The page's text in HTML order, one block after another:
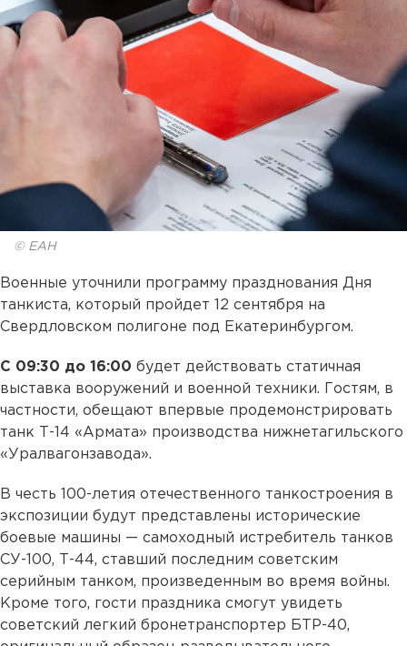
© ЕАН
Военные уточнили программу празднования Дня
танкиста, который пройдет 12 сентября на
Свердловском полигоне под Екатеринбургом.
С 09:30 до 16:00 будет действовать статичная
выставка вооружений и военной техники. Гостям, в
частности, обещают впервые продемонстрировать
танк Т-14 «Армата» производства нижнетагильского
«Уралвагонзавода».
В честь 100-летия отечественного танкостроения в
экспозиции будут представлены исторические
боевые машины — самоходный истребитель танков
СУ-100, Т-44, ставший последним советским
серийным танком, произведенным во время войны.
Кроме того, гости праздника смогут увидеть
советский легкий бронетранспортер БТР-40,